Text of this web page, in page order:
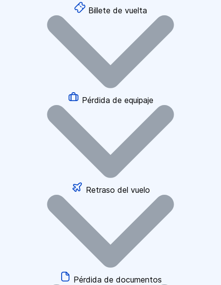
Billete de vuelta
Pérdida de equipaje
Retraso del vuelo
Pérdida de documentos